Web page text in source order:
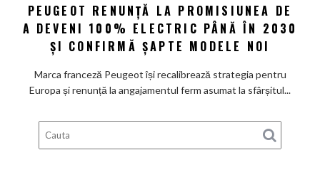
Peugeot
renunță
la
de
a
electric
până
PEUGEOT RENUNȚĂ LA PROMISIUNEA DE
A DEVENI 100% ELECTRIC PÂNĂ ÎN 2030
ȘI CONFIRMĂ ȘAPTE MODELE NOI
Marca franceză Peugeot își recalibrează strategia pentru
Europa și renunță la angajamentul ferm asumat la sfârșitul...